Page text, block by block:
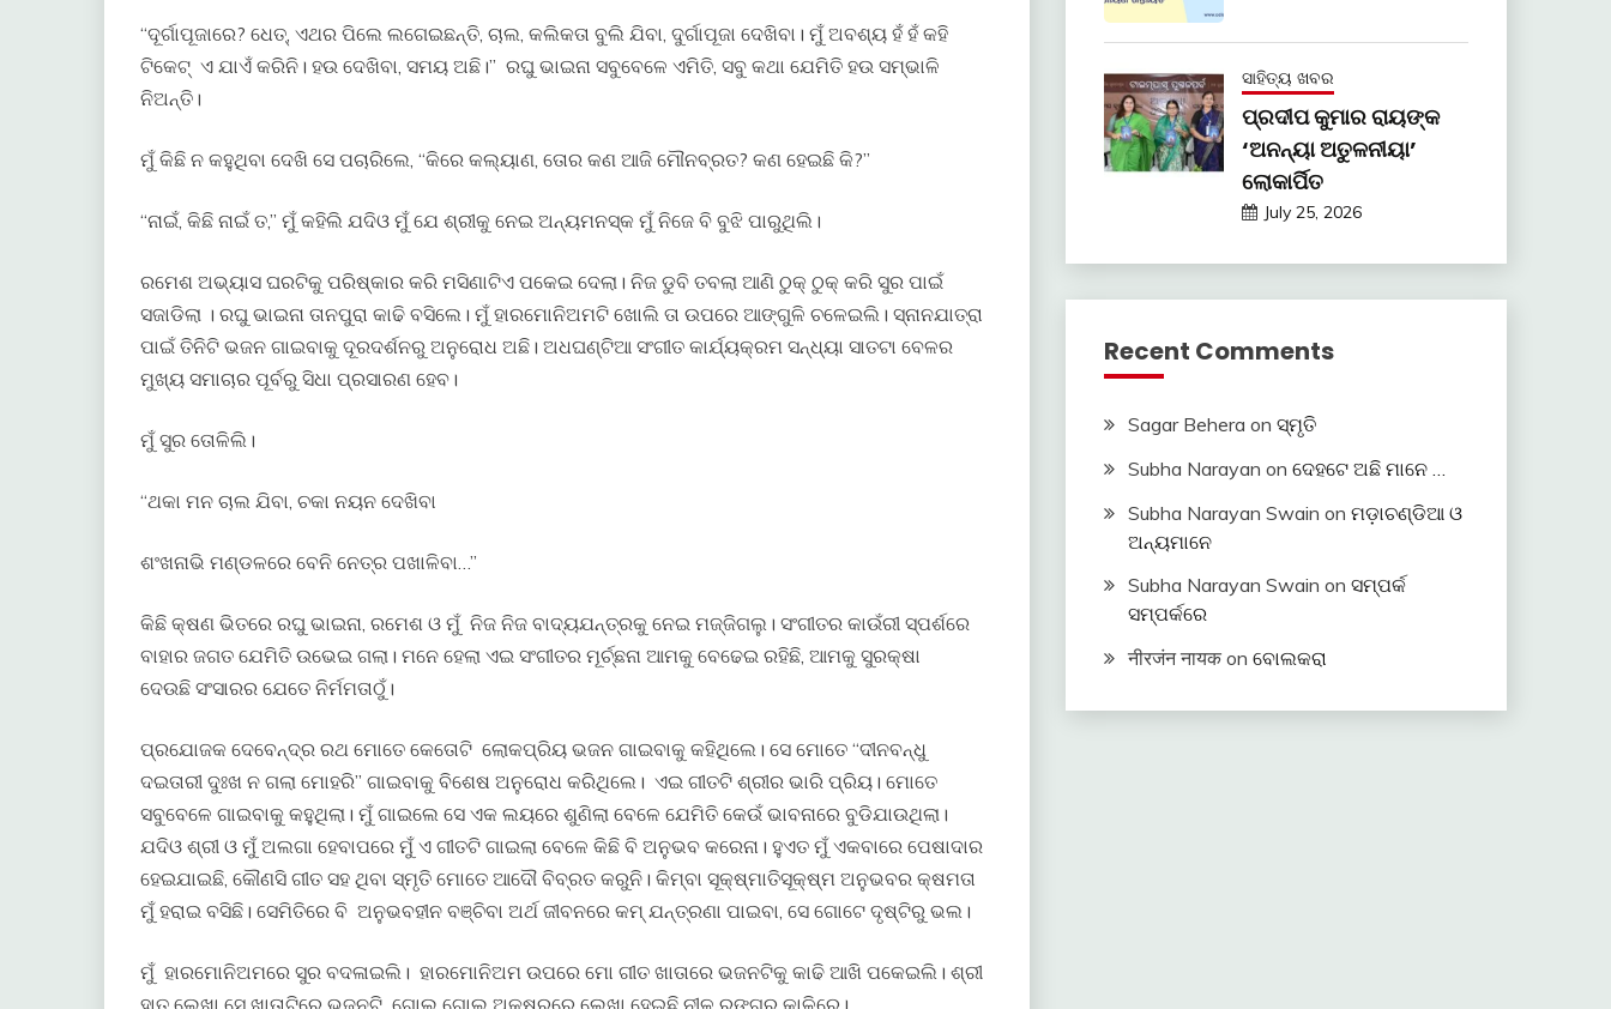
“ଦୂର୍ଗାପୂଜାରେ? ଧେତ୍, ଏଥର ପିଲେ ଲଗେଇଛନ୍ତି, ଚାଲ, କଲିକତା ବୁଲି ଯିବା, ଦୁର୍ଗାପୂଜା ଦେଖିବା। ମୁଁ ଅବଶ୍ୟ ହଁ ହଁ କହି
ଟିକେଟ୍ ଏ ଯାଏଁ କରିନି। ହଉ ଦେଖିବା, ସମୟ ଅଛି।” ରଘୁ ଭାଇନା ସବୁବେଳେ ଏମିତି, ସବୁ କଥା ଯେମିତି ହଉ ସମ୍ଭାଳି
ନିଅନ୍ତି।
ମୁଁ କିଛି ନ କହୁଥିବା ଦେଖି ସେ ପଚାରିଲେ, “କିରେ କଲ୍ୟାଣ, ତୋର କଣ ଆଜି ମୌନବ୍ରତ? କଣ ହେଇଛି କି?”
“ନାଇଁ, କିଛି ନାଇଁ ତ,” ମୁଁ କହିଲି ଯଦିଓ ମୁଁ ଯେ ଶ୍ରୀକୁ ନେଇ ଅନ୍ୟମନସ୍କ ମୁଁ ନିଜେ ବି ବୁଝି ପାରୁଥିଲି।
ରମେଶ ଅଭ୍ୟାସ ଘରଟିକୁ ପରିଷ୍କାର କରି ମସିଣାଟିଏ ପକେଇ ଦେଲା। ନିଜ ଡୁବି ତବଲା ଆଣି ଠୁକ୍ ଠୁକ୍ କରି ସୁର ପାଇଁ
ସଜାଡିଲା । ରଘୁ ଭାଇନା ତାନପୁରା କାଢି ବସିଲେ। ମୁଁ ହାରମୋନିଅମଟି ଖୋଲି ତା ଉପରେ ଆଙ୍ଗୁଳି ଚଳେଇଲି। ସ୍ନାନଯାତ୍ରା
ପାଇଁ ତିନିଟି ଭଜନ ଗାଇବାକୁ ଦୂରଦର୍ଶନରୁ ଅନୁରୋଧ ଅଛି। ଅଧଘଣ୍ଟିଆ ସଂଗୀତ କାର୍ଯ୍ୟକ୍ରମ ସନ୍ଧ୍ୟା ସାତଟା ବେଳର
ମୁଖ୍ୟ ସମାଚାର ପୂର୍ବରୁ ସିଧା ପ୍ରସାରଣ ହେବ।
ମୁଁ ସୁର ତୋଳିଲି।
“ଥକା ମନ ଚାଲ ଯିବା, ଚକା ନୟନ ଦେଖିବା
ଶଂଖନାଭି ମଣ୍ଡଳରେ ବେନି ନେତ୍ର ପଖାଳିବା…”
କିଛି କ୍ଷଣ ଭିତରେ ରଘୁ ଭାଇନା, ରମେଶ ଓ ମୁଁ ନିଜ ନିଜ ବାଦ୍ୟଯନ୍ତ୍ରକୁ ନେଇ ମଜ୍ଜିଗଲୁ। ସଂଗୀତର କାଉଁରୀ ସ୍ପର୍ଶରେ
ବାହାର ଜଗତ ଯେମିତି ଉଭେଇ ଗଲା। ମନେ ହେଲା ଏଇ ସଂଗୀତର ମୂର୍ଚ୍ଛନା ଆମକୁ ବେଢେଇ ରହିଛି, ଆମକୁ ସୁରକ୍ଷା
ଦେଉଛି ସଂସାରର ଯେତେ ନିର୍ମମତାଠୁଁ।
ପ୍ରଯୋଜକ ଦେବେନ୍ଦ୍ର ରଥ ମୋତେ କେତୋଟି ଲୋକପ୍ରିୟ ଭଜନ ଗାଇବାକୁ କହିଥିଲେ। ସେ ମୋତେ “ଦୀନବନ୍ଧୁ
ଦଇତାରୀ ଦୁଃଖ ନ ଗଲା ମୋହରି” ଗାଇବାକୁ ବିଶେଷ ଅନୁରୋଧ କରିଥିଲେ। ଏଇ ଗୀତଟି ଶ୍ରୀର ଭାରି ପ୍ରିୟ। ମୋତେ
ସବୁବେଳେ ଗାଇବାକୁ କହୁଥିଲା। ମୁଁ ଗାଇଲେ ସେ ଏକ ଲୟରେ ଶୁଣିଲା ବେଳେ ଯେମିତି କେଉଁ ଭାବନାରେ ବୁଡିଯାଉଥିଲା।
ଯଦିଓ ଶ୍ରୀ ଓ ମୁଁ ଅଲଗା ହେବାପରେ ମୁଁ ଏ ଗୀତଟି ଗାଇଲା ବେଳେ କିଛି ବି ଅନୁଭବ କରେନା। ହୁଏତ ମୁଁ ଏକବାରେ ପେଷାଦାର
ହେଇଯାଇଛି, କୌଣସି ଗୀତ ସହ ଥିବା ସ୍ମୃତି ମୋତେ ଆଦୌ ବିବ୍ରତ କରୁନି। କିମ୍ବା ସୂକ୍ଷ୍ମାତିସୂକ୍ଷ୍ମ ଅନୁଭବର କ୍ଷମତା
ମୁଁ ହରାଇ ବସିଛି। ସେମିତିରେ ବି ଅନୁଭବହୀନ ବଞ୍ଚିବା ଅର୍ଥ ଜୀବନରେ କମ୍ ଯନ୍ତ୍ରଣା ପାଇବା, ସେ ଗୋଟେ ଦୃଷ୍ଟିରୁ ଭଲ।
ମୁଁ ହାରମୋନିଅମରେ ସୁର ବଦଳାଇଲି। ହାରମୋନିଅମ ଉପରେ ମୋ ଗୀତ ଖାତାରେ ଭଜନଟିକୁ କାଢି ଆଖି ପକେଇଲି। ଶ୍ରୀ
ସାହିତ୍ୟ ଖବର
ପ୍ରଦୀପ କୁମାର ରାୟଙ୍କ
‘ଅନନ୍ୟା ଅତୁଳନୀୟା’
ଲୋକାର୍ପିତ
July 25, 2026
Recent Comments
Sagar Behera on ସ୍ମୃତି
Subha Narayan on ଦେହଟେ ଅଛି ମାନେ …
Subha Narayan Swain on ମଡ଼ାଚଣ୍ଡିଆ ଓ
ଅନ୍ୟମାନେ
Subha Narayan Swain on ସମ୍ପର୍କ
ସମ୍ପର୍କରେ
नीरजंन नायकon ବୋଲକରା